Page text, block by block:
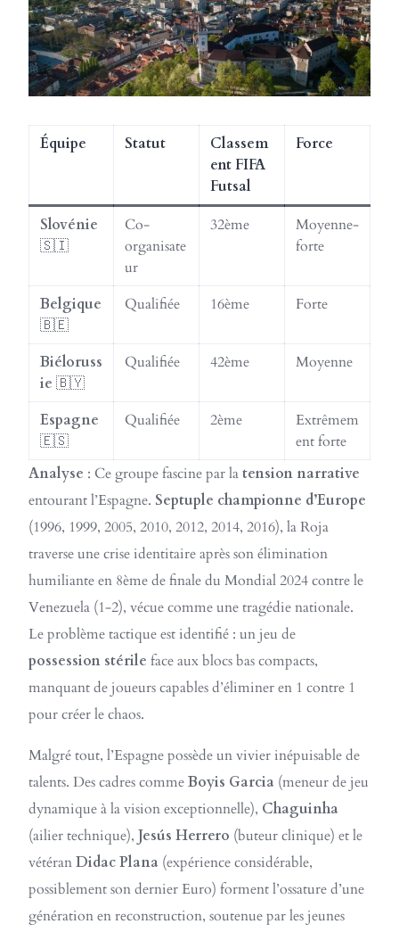
Équipe Statut
Classem
ent FIFA
Futsal
Force
Slovénie
🇸🇮
Co-
organisate
ur
32ème
Moyenne-
forte
Belgique
🇧🇪
Qualifiée 16ème Forte
Biéloruss
ie 🇧🇾
Qualifiée 42ème Moyenne
Espagne
🇪🇸
Qualifiée 2ème
Extrêmem
ent forte
Analyse : Ce groupe fascine par latension narrative
entourant l’Espagne. Septuple championne d’Europe
(1996, 1999, 2005, 2010, 2012, 2014, 2016), la Roja
traverse une crise identitaire après son élimination
humiliante en 8ème de finale du Mondial 2024 contre le
Venezuela (1-2), vécue comme une tragédie nationale.
Le problème tactique est identifié : un jeu de
possession stérile face aux blocs bas compacts,
manquant de joueurs capables d’éliminer en 1 contre 1
pour créer le chaos.
Malgré tout, l’Espagne possède un vivier inépuisable de
talents. Des cadres commeBoyis Garcia (meneur de jeu
dynamique à la vision exceptionnelle), Chaguinha
(ailier technique), Jesús Herrero (buteur clinique) et le
vétéranDidac Plana (expérience considérable,
possiblement son dernier Euro) forment l’ossature d’une
génération en reconstruction, soutenue par les jeunes